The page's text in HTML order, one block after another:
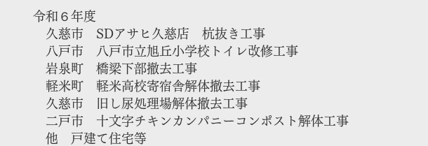
令和６年度
​ 久慈市 SDアサヒ久慈店 杭抜き工事
八戸市 八戸市立旭丘小学校トイレ改修工事
岩泉町 ​橋梁下部撤去工事
軽米町 軽米高校寄宿舎解体撤去工事
久慈市 旧し尿処理場解体撤去工事
​ 二戸市 十文字チキンカンパニーコンポスト解体工事
​他 戸建て住宅等